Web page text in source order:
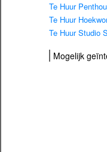
Te Huur
Te Huur
Te Huur Studio
Mogelijk